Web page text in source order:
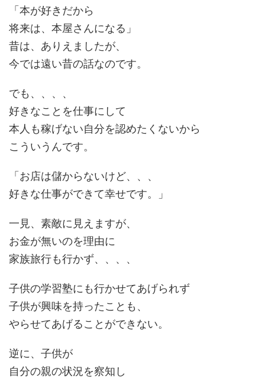
「本が好きだから
将来は、本屋さんになる」
昔は、ありえましたが、
今では遠い昔の話なのです。
でも、、、、
好きなことを仕事にして
本人も稼げない自分を認めたくないから
こういうんです。
「お店は儲からないけど、、、
好きな仕事ができて幸せです。」
一見、素敵に見えますが、
お金が無いのを理由に
家族旅行も行かず、、、、
子供の学習塾にも行かせてあげられず
子供が興味を持ったことも、
やらせてあげることができない。
逆に、子供が
自分の親の状況を察知し